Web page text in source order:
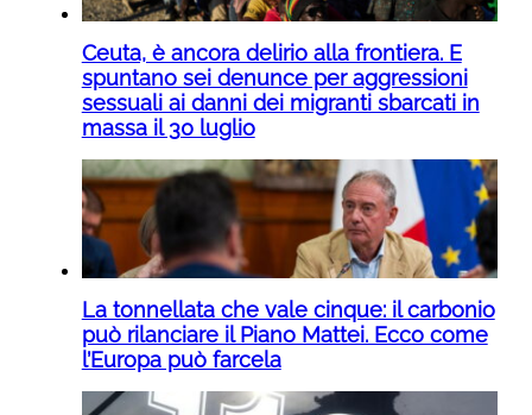
Ceuta, è ancora delirio alla frontiera. E
spuntano sei denunce per aggressioni
sessuali ai danni dei migranti sbarcati in
massa il 30 luglio
La tonnellata che vale cinque: il carbonio
può rilanciare il Piano Mattei. Ecco come
l’Europa può farcela